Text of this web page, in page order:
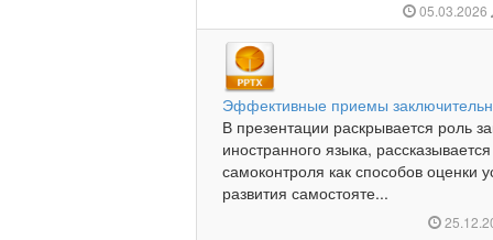
05.03.2026
Эффективные приемы
В презентации раскрывается роль
иностранного языка,
самоконтроля как способов оценки
развития самостояте...